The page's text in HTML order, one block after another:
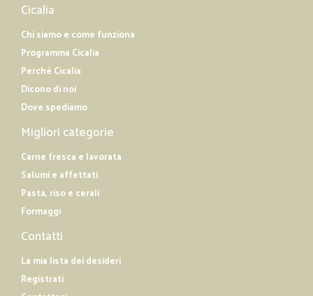
Cicalia
Chi siamo e come funziona
Programma Cicalia
Perché Cicalia
Dicono di noi
Dove spediamo
Migliori categorie
Carne fresca e lavorata
Salumi e affettati
Pasta, riso e cerali
Formaggi
Contatti
La mia lista dei desideri
Registrati